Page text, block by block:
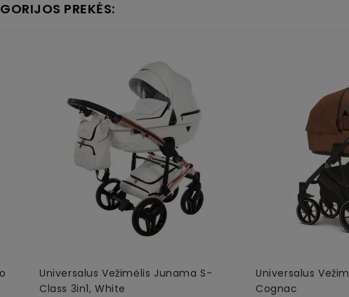
PREKĖS:
Universalus Vežimėlis Junama S-
Class 3in1, White
Universalus
Cognac